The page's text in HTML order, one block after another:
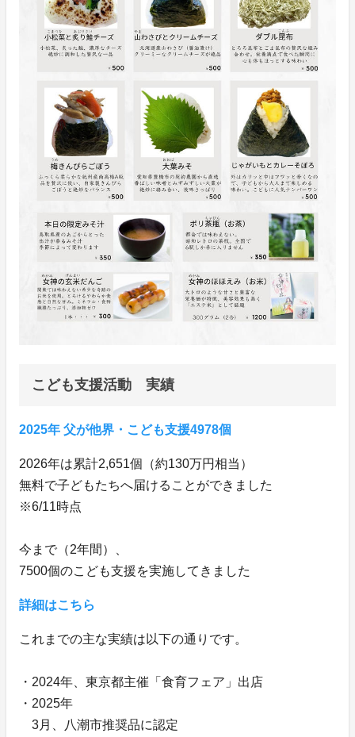
こども支援活動 実績
2025年 父が他界・こども支援4978個
2026年は累計2,651個（約130万円相当）
無料で子どもたちへ届けることができました
※6/11時点
今まで（2年間）、
7500個のこども支援を実施してきました
詳細はこちら
これまでの主な実績は以下の通りです。
・2024年、東京都主催「食育フェア」出店
・2025年
3月、八潮市推奨品に認定